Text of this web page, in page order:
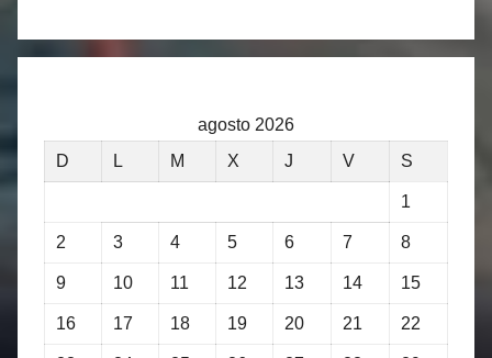
agosto 2026
D
L M X J V S
1
2 3 4 5 6 7 8
9 10 11 12 13 14 15
16 17 18 19 20 21 22